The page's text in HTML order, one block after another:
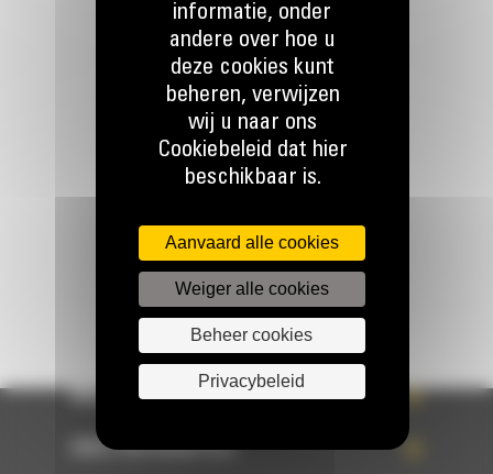
Bel ons
078 157 767
STUUR EEN VRAAG
WHAT’S NEW?
ONZE REFERENTIES
informatie, onder
andere over hoe u
deze cookies kunt
beheren, verwijzen
wij u naar ons
Cookiebeleid dat hier
beschikbaar is.
Aanvaard alle cookies
Weiger alle cookies
Beheer cookies
Privacybeleid